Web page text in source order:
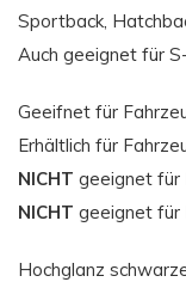
Sportback,
Auch geeignet für
Geeifnet für
Erhältlich für
NICHT geeignet für
NICHT geeignet für
Hochglanz